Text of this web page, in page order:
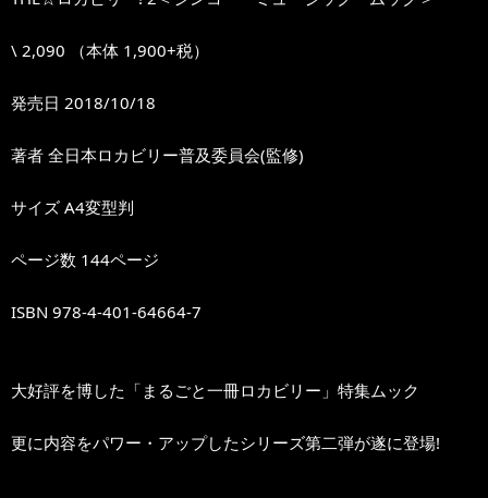
\ 2,090 （本体 1,900+税）
発売日 2018/10/18
著者 全日本ロカビリー普及委員会(監修)
サイズ A4変型判
ページ数 144ページ
ISBN 978-4-401-64664-7
大好評を博した「まるごと一冊ロカビリー」特集ムック
更に内容をパワー・アップしたシリーズ第二弾が遂に登場!